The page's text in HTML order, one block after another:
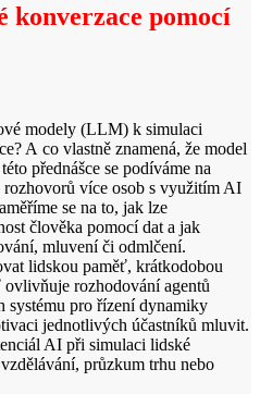
konverzace pomocí
modely (LLM) k simulaci
A co vlastně znamená, že model
přednášce se podíváme na
více osob s využitím AI
se na to, jak lze
člověka pomocí dat a jak
mluvení či odmlčení.
lidskou paměť, krátkodobou
rozhodování agentů
systému pro řízení dynamiky
jednotlivých účastníků mluvit.
AI při simulaci lidské
průzkum trhu nebo